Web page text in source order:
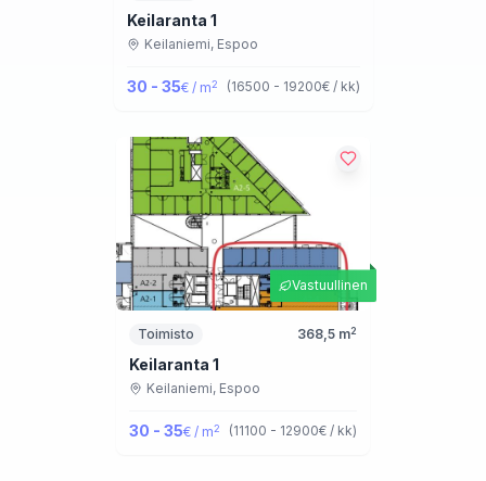
Keilaranta 1
Keilaniemi, Espoo
30 - 35€ / m2 (16500 - 19200€ / kk)
Vastuullinen
Toimisto 368,5 m2
Keilaranta 1
Keilaniemi, Espoo
30 - 35€ / m2 (11100 - 12900€ / kk)